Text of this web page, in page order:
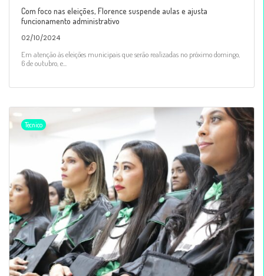
Com foco nas eleições, Florence suspende aulas e ajusta
funcionamento administrativo
02/10/2024
Em atenção às eleições municipais que serão realizadas no próximo domingo,
6 de outubro, e...
Técnico